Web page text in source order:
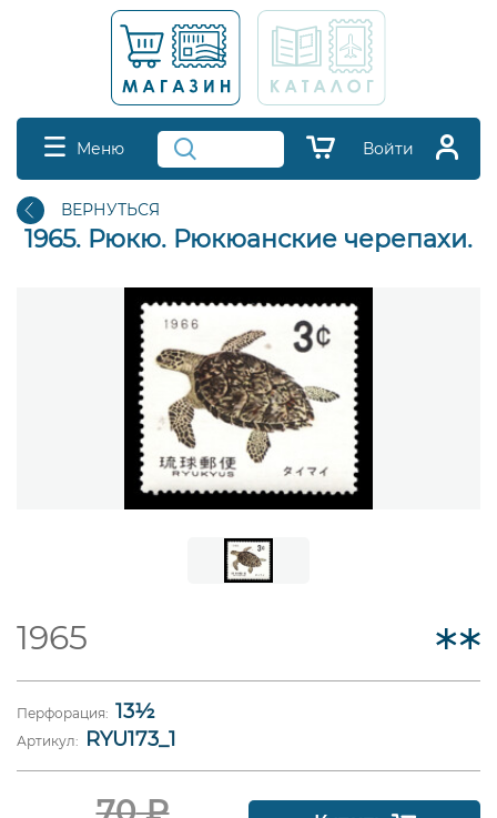
Меню Войти
ВЕРНУТЬСЯ
1965. Рюкю. Рюкюанские черепахи.
1965
Перфорация: 13½
Артикул: RYU173_1